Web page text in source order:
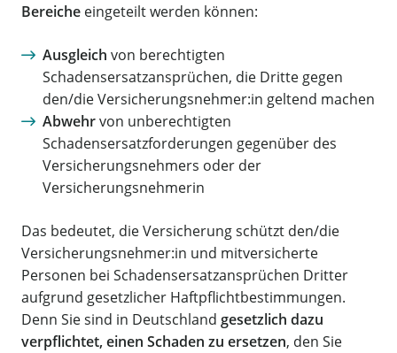
Bereiche eingeteilt werden können:
Ausgleich von berechtigten
Schadensersatzansprüchen, die Dritte gegen
den/die Versicherungsnehmer:in geltend machen
Abwehrvon unberechtigten
Schadensersatzforderungen gegenüber des
Versicherungsnehmers oder der
Versicherungsnehmerin
Das bedeutet, die Versicherung schützt den/die
Versicherungsnehmer:in und mitversicherte
Personen bei Schadensersatzansprüchen Dritter
aufgrund gesetzlicher Haftpflichtbestimmungen.
Denn Sie sind in Deutschland gesetzlich dazu
verpflichtet, einen Schaden zu ersetzen, den Sie